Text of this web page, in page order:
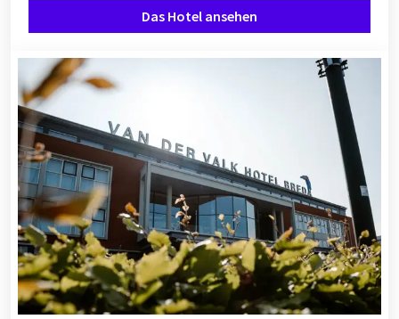
Das Hotel ansehen